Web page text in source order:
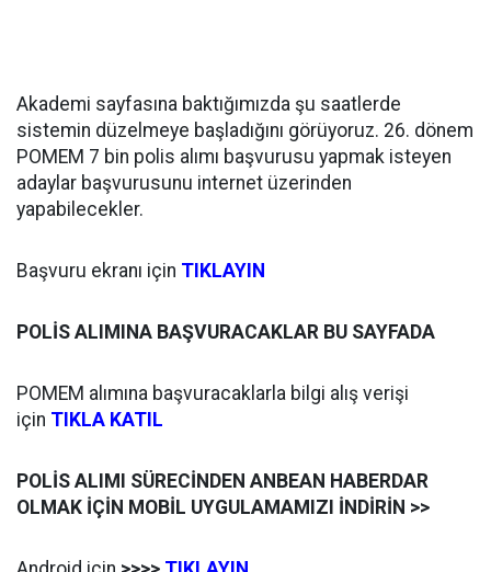
Akademi sayfasına baktığımızda şu saatlerde
sistemin düzelmeye başladığını görüyoruz. 26. dönem
POMEM 7 bin polis alımı başvurusu yapmak isteyen
adaylar başvurusunu internet üzerinden
yapabilecekler.
Başvuru ekranı için TIKLAYIN
POLİS ALIMINA BAŞVURACAKLAR BU SAYFADA
POMEM alımına başvuracaklarla bilgi alış verişi
için TIKLA KATIL
POLİS ALIMI SÜRECİNDEN ANBEAN HABERDAR
OLMAK İÇİN MOBİL UYGULAMAMIZI İNDİRİN >>